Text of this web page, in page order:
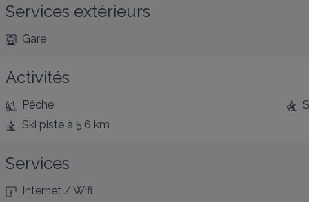
Services extérieurs
Gare
Activités
Pêche
Ski piste à 5,6 km
Services
Internet / Wifi